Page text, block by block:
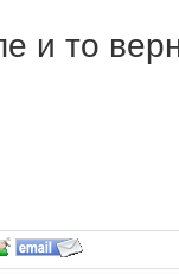
и то